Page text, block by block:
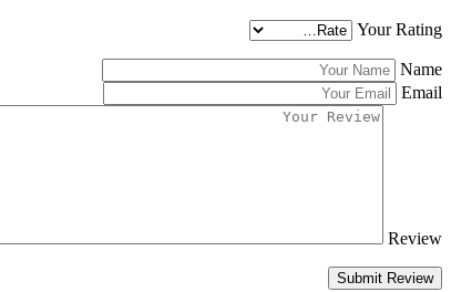
Your Rating
Name
Email
Review
Submit Review